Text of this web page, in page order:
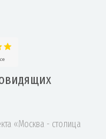
«Москва - столица